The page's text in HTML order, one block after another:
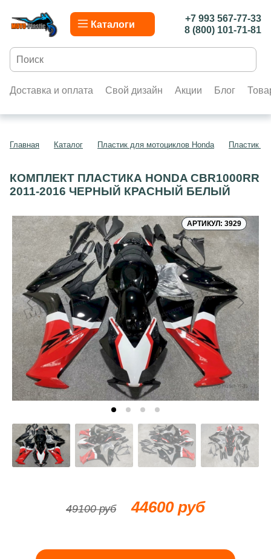
Каталоги
+7 993 567-77-33
8 (800) 101-71-81
Доставка и оплата Свой дизайн Акции Блог
Главная Каталог Пластик для мотоциклов Honda Пластик
КОМПЛЕКТ ПЛАСТИКА HONDA CBR1000RR
2011-2016 ЧЕРНЫЙ КРАСНЫЙ БЕЛЫЙ
АРТИКУЛ: 3929
49100 руб 44600 руб